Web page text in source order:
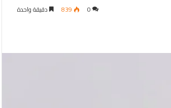
0
839 دقيقة واحدة